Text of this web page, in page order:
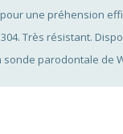
une préhension
Très résistant.
sonde parodontale de